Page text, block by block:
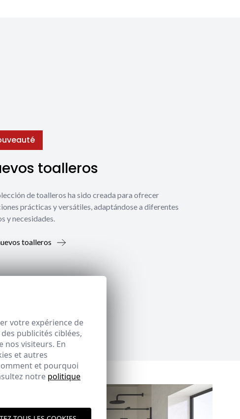
toalleros
de toalleros ha sido creada para ofrecer
prácticas y versátiles, adaptándose a diferentes
y necesidades.
toalleros
votre expérience de
publicités ciblées,
nos visiteurs. En
et autres
et pourquoi
notre politique